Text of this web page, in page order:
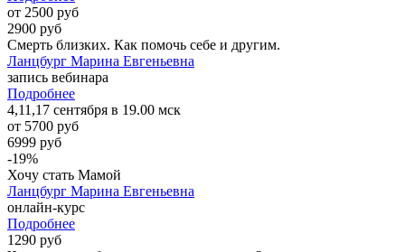
от 2500 руб
2900 руб
Смерть близких. Как помочь себе и другим.
Ланцбург Марина Евгеньевна
запись вебинара
Подробнее
4,11,17 сентября в 19.00 мск
от 5700 руб
6999 руб
-19%
Хочу стать Мамой
Ланцбург Марина Евгеньевна
онлайн-курс
Подробнее
1290 руб